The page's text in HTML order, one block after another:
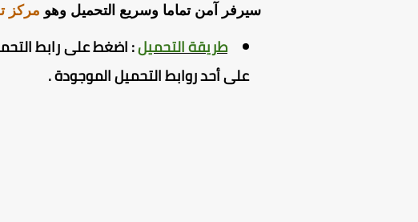
سيرفر آمن تماما وسريع التحميل وهو مركز
طريقة التحميل:اضغطعلى رابط
على أحد روابط التحميل الموجودة.